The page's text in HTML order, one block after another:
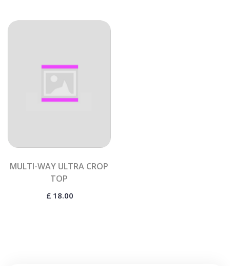
MULTI-WAY ULTRA CROP
TOP
£ 18.00